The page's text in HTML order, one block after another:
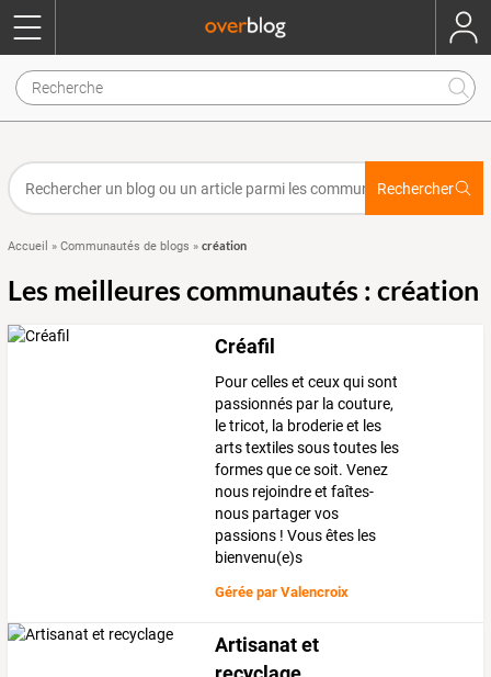
Rechercher
Accueil » Communautés de blogs » création
Les meilleures communautés : création
Créafil
Pour celles et ceux qui sont
passionnés par la couture,
le tricot, la broderie et les
arts textiles sous toutes les
formes que ce soit. Venez
nous rejoindre et faîtes-
nous partager vos
passions ! Vous êtes les
bienvenu(e)s
Gérée parValencroix
Artisanat et